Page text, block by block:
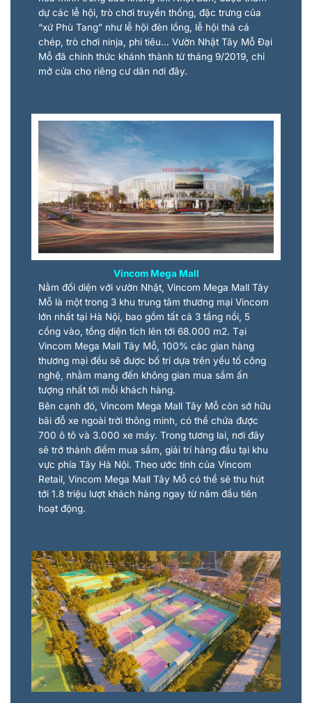
dự các lễ hội, trò chơi truyền thống, đặc trưng của
“xứ Phù Tang” như lễ hội đèn lồng, lễ hội thả cá
chép, trò chơi ninja, phi tiêu… Vườn Nhật Tây Mỗ Đại
Mỗ đã chính thức khánh thành từ tháng 9/2019, chỉ
mở cửa cho riêng cư dân nơi đây.
Vincom Mega Mall
Nằm đối diện với vườn Nhật, Vincom Mega Mall Tây
Mỗ là một trong 3 khu trung tâm thương mại Vincom
lớn nhất tại Hà Nội, bao gồm tất cả 3 tầng nổi, 5
cổng vào, tổng diện tích lên tới 68.000 m2. Tại
Vincom Mega Mall Tây Mỗ, 100% các gian hàng
thương mại đều sẽ được bố trí dựa trên yếu tố công
nghệ, nhằm mang đến không gian mua sắm ấn
tượng nhất tới mỗi khách hàng.
Bên cạnh đó, Vincom Mega Mall Tây Mỗ còn sở hữu
bãi đỗ xe ngoài trời thông minh, có thể chứa được
700 ô tô và 3.000 xe máy. Trong tương lai, nơi đây
sẽ trở thành điểm mua sắm, giải trí hàng đầu tại khu
vực phía Tây Hà Nội. Theo ước tính của Vincom
Retail, Vincom Mega Mall Tây Mỗ có thể sẽ thu hút
tới 1.8 triệu lượt khách hàng ngay từ năm đầu tiên
hoạt động.